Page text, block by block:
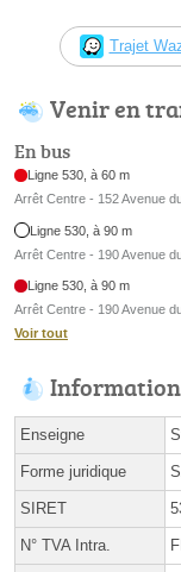
Trajet
Venir en
En bus
Ligne 530, à 60 m
Arrêt Centre - 152 Avenue
Ligne 530, à 90 m
Arrêt Centre - 190 Avenue
Ligne 530, à 90 m
Arrêt Centre - 190 Avenue
Voir tout
Enseigne
Forme juridique
SIRET
N° TVA Intra.